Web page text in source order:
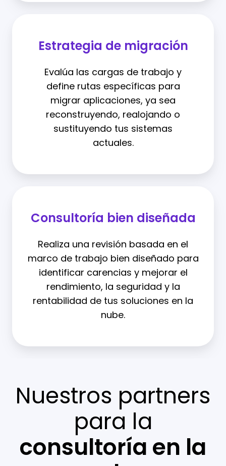
Estrategia de migración
Evalúa las cargas de trabajo y
define rutas específicas para
migrar aplicaciones, ya sea
reconstruyendo, realojando o
sustituyendo tus sistemas
actuales.
Consultoría bien diseñada
Realiza una revisión basada en el
marco de trabajo bien diseñado para
identificar carencias y mejorar el
rendimiento, la seguridad y la
rentabilidad de tus soluciones en la
nube.
Nuestros partners
para la
consultoría en la